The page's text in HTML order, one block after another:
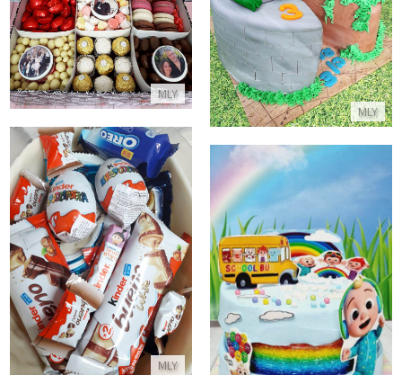
MLY
התקשר/י
MLY
התקשר/י
MLY
ביצת שוקולד מבפנים ממתקים
התקשר/י עוגת קוקומלון מעוצבת
התקשר/י